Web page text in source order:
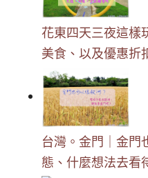
花東四天三夜這樣
美食、以及優惠折
台灣。金門｜金門
態、什麼想法去看